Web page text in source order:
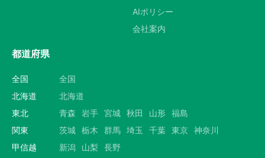
AIポリシー
会社案内
都道府県
全国
全国
北海道
北海道
東北
青森 岩手 宮城 秋田 山形 福島
関東
茨城 栃木 群馬 埼玉 千葉 東京 神奈川
甲信越
新潟 山梨
長野